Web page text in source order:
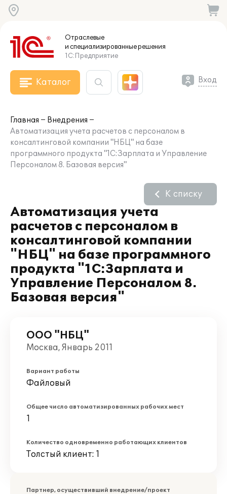
Отраслевые
и специализированныерешения
1С:Предприятие
Каталог Вход
Главная
Внедрения
Автоматизация учета расчетов с персоналом в
консалтинговой компании "НБЦ" на базе
программного продукта "1С:Зарплата и Управление
Персоналом 8. Базовая версия"
Автоматизация учета
расчетов с персоналом в
консалтинговой компании
"НБЦ" на базе программного
продукта "1С:Зарплата и
Управление Персоналом 8.
Базовая версия"
К списку
ООО "НБЦ"
Москва, Январь 2011
Вариант работы
Файловый
Общее число автоматизированных рабочих мест
1
Количество одновременно работающих клиентов
Толстый клиент: 1
Партнер, осуществивший внедрение/проект